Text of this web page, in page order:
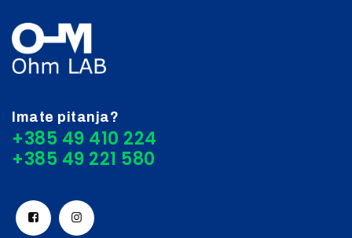
Imate pitanja?
+385 49 410 224